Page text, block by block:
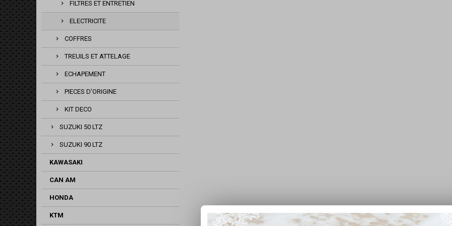
FILTRES ET ENTRETIEN
ELECTRICITE
COFFRES
TREUILS ET ATTELAGE
ECHAPEMENT
PIECES D'ORIGINE
KIT DECO
SUZUKI 50 LTZ
SUZUKI 90 LTZ
KAWASAKI
CAN AM
HONDA
KTM